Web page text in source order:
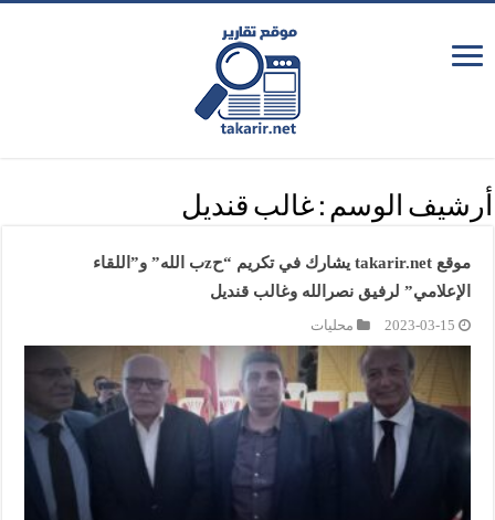
أرشيف الوسم : غالب قنديل
موقع takarir.net يشارك في تكريم “حzب الله” و”اللقاء
الإعلامي” لرفيق نصرالله وغالب قنديل
2023-03-15 محليات